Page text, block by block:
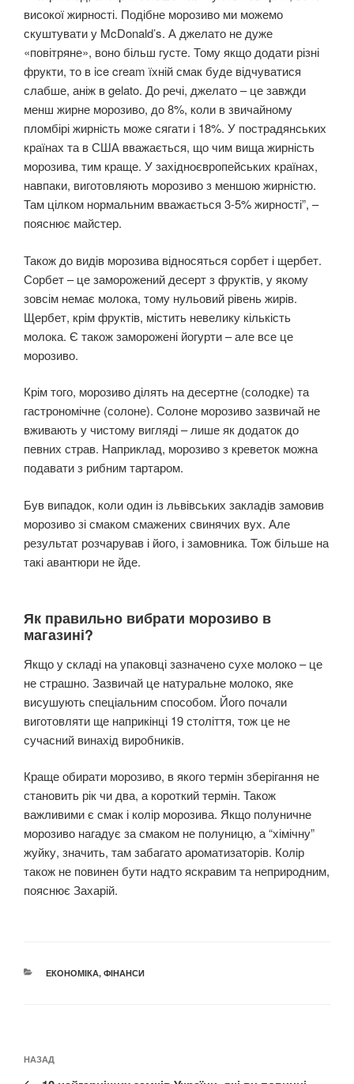
високої жирності. Подібне морозиво ми можемо
скуштувати у McDonald’s. А джелато не дуже
«повітряне», воно більш густе. Тому якщо додати різні
фрукти, то в ice cream їхній смак буде відчуватися
слабше, аніж в gelato. До речі, джелато – це завжди
менш жирне морозиво, до 8%, коли в звичайному
пломбірі жирність може сягати і 18%. У пострадянських
країнах та в США вважається, що чим вища жирність
морозива, тим краще. У західноєвропейських країнах,
навпаки, виготовляють морозиво з меншою жирністю.
Там цілком нормальним вважається 3-5% жирності”, –
пояснює майстер.
Також до видів морозива відносяться сорбет і щербет.
Сорбет – це заморожений десерт з фруктів, у якому
зовсім немає молока, тому нульовий рівень жирів.
Щербет, крім фруктів, містить невелику кількість
молока. Є також заморожені йогурти – але все це
морозиво.
Крім того, морозиво ділять на десертне (солодке) та
гастрономічне (солоне). Солоне морозиво зазвичай не
вживають у чистому вигляді – лише як додаток до
певних страв. Наприклад, морозиво з креветок можна
подавати з рибним тартаром.
Був випадок, коли один із львівських закладів замовив
морозиво зі смаком смажених свинячих вух. Але
результат розчарував і його, і замовника. Тож більше на
такі авантюри не йде.
Як правильно вибрати морозиво в
магазині?
Якщо у складі на упаковці зазначено сухе молоко – це
не страшно. Зазвичай це натуральне молоко, яке
висушують спеціальним способом. Його почали
виготовляти ще наприкінці 19 століття, тож це не
сучасний винахід виробників.
Краще обирати морозиво, в якого термін зберігання не
становить рік чи два, а короткий термін. Також
важливими є смак і колір морозива. Якщо полуничне
морозиво нагадує за смаком не полуницю, а “хімічну”
жуйку, значить, там забагато ароматизаторів. Колір
також не повинен бути надто яскравим та неприродним,
пояснює Захарій.
КАТЕГОРІЇ
ЕКОНОМІКА, ФІНАНСИ
записів
Попередній
запис:
НАЗАД